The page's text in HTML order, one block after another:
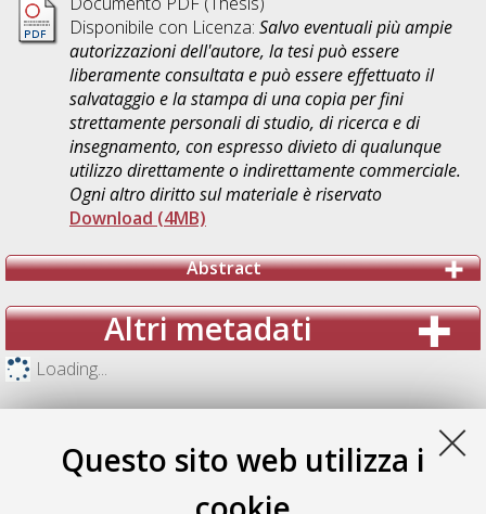
Questo sito web utilizza i
Disponibile con Licenza: Salvo eventuali più ampie
autorizzazioni dell'autore, la tesi può essere
liberamente consultata e può essere effettuato il
salvataggio e la stampa di una copia per fini
strettamente personali di studio, di ricerca e di
insegnamento, con espresso divieto di qualunque
utilizzo direttamente o indirettamente commerciale.
Ogni altro diritto sul materiale è riservato
Download (4MB)
Abstract
Altri metadati
Loading...